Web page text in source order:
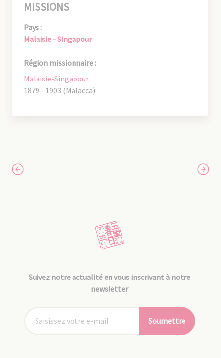
MISSIONS
Pays :
Malaisie - Singapour
Région missionnaire :
Malaisie-Singapour
1879 - 1903 (Malacca)
Suivez notre actualité en vous inscrivant à notre
newsletter
Soumettre